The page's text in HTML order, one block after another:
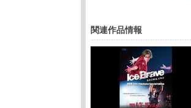
関連作品情報